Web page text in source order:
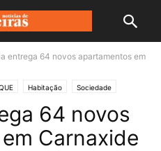
entrega 64 novos apartamentos em
Habitação Sociedade
64 novos
Carnaxide